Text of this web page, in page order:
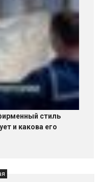
стиль
и какова его